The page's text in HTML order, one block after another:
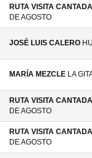
RUTA VISITA
DE AGOSTO
JOSÉ LUIS CALERO
MARÍA MEZCLE LA
RUTA VISITA
DE AGOSTO
RUTA VISITA
DE AGOSTO